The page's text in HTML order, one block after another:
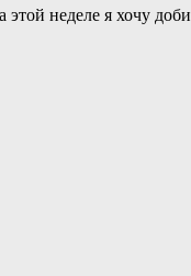
неделе я хочу